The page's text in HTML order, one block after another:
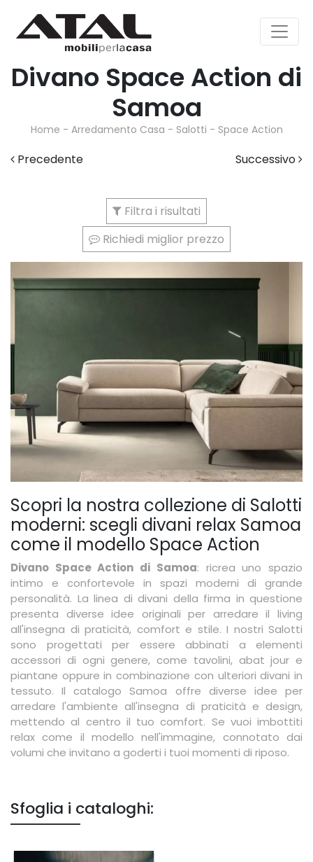
Divano Space Action di
Samoa
Home - Arredamento Casa - Salotti - Space Action
Precedente Successivo
Filtra i risultati
Richiedi miglior prezzo
Scopri la nostra collezione di Salotti
moderni: scegli divani relax Samoa
come il modello Space Action
Divano Space Action di Samoa: ricrea uno spazio
intimo e confortevole in spazi moderni di grande
personalità. La linea di divani della firma in questione
presenta diverse idee originali per arredare il living
all'insegna di praticità, comfort e stile. I nostri Salotti
sono progettati per essere abbinati a elementi
accessori di ogni genere, come tavolini, abat jour e
piantane oppure in combinazione con ulteriori divani in
tessuto. Il catalogo Samoa offre diverse idee per
arredare l'ambiente all'insegna di praticità e design,
mettendo al centro il tuo comfort. Se vuoi imbottiti
relax come il modello nell'immagine, connotato dai
volumi che invitano a goderti i tuoi momenti di riposo.
Sfoglia i cataloghi: